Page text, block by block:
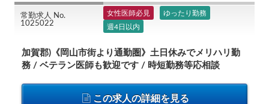
常勤求人 No.
1025022
女性医師必見
ゆったり勤務
週4日以内
加賀郡)《岡山市街より通勤圏》土日休みでメリハリ勤
務 / ベテラン医師も歓迎です / 時短勤務等応相談
この求人の詳細を見る